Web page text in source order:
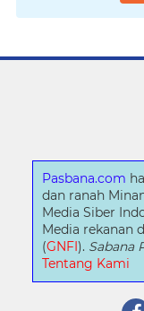
Pasbana.com
dan ranah
Media Siber
Media rekanan
(GNFI ). Sabana
Tentang Kami